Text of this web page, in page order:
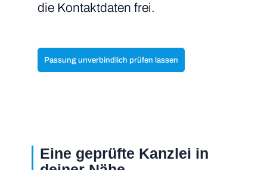
die Kontaktdaten frei.
Passung unverbindlich prüfen lassen
Eine geprüfte Kanzlei in